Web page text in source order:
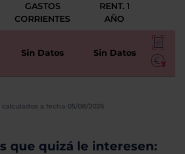
GASTOS
CORRIENTES
RENT. 1
AÑO
Sin Datos Sin Datos
a fecha 05/08/2026
que quizá le interesen: